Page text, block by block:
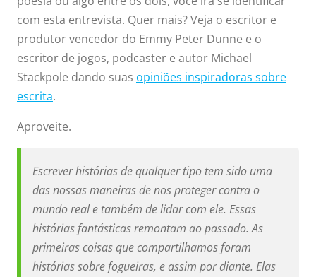
com esta entrevista. Quer mais? Veja o escritor e
produtor vencedor do Emmy Peter Dunne e o
escritor de jogos, podcaster e autor Michael
Stackpole dando suas opiniões inspiradoras sobre
escrita.
Aproveite.
Escrever histórias de qualquer tipo tem sido uma
das nossas maneiras de nos proteger contra o
mundo real e também de lidar com ele. Essas
histórias fantásticas remontam ao passado. As
primeiras coisas que compartilhamos foram
histórias sobre fogueiras, e assim por diante. Elas